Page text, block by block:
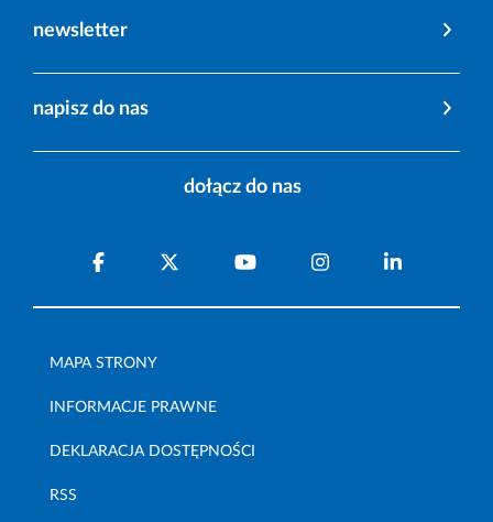
newsletter
napisz do nas
dołącz do nas
MAPA STRONY
INFORMACJE PRAWNE
DEKLARACJA DOSTĘPNOŚCI
RSS